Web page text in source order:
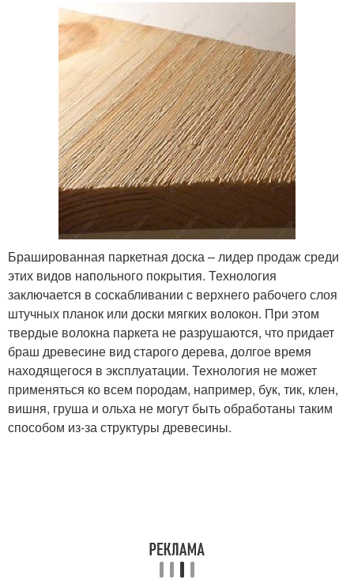
Брашированная паркетная доска – лидер продаж среди
этих видов напольного покрытия. Технология
заключается в соскабливании с верхнего рабочего слоя
штучных планок или доски мягких волокон. При этом
твердые волокна паркета не разрушаются, что придает
браш древесине вид старого дерева, долгое время
находящегося в эксплуатации. Технология не может
применяться ко всем породам, например, бук, тик, клен,
вишня, груша и ольха не могут быть обработаны таким
способом из-за структуры древесины.